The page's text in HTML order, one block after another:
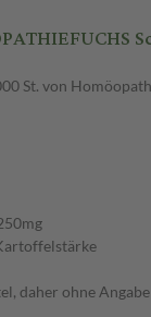
St. von
daher ohne